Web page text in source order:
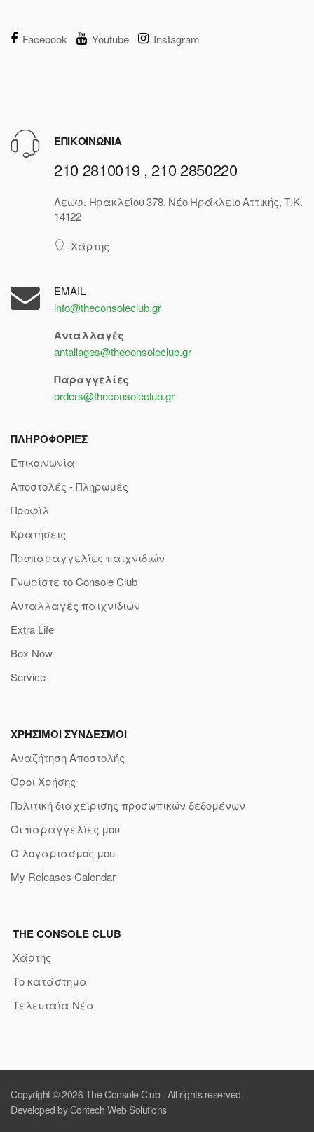
Facebook Youtube Instagram
ΕΠΙΚΟΙΝΩΝΙΑ
210 2810019 , 210 2850220
Λεωφ. Ηρακλείου 378, Νέο Ηράκλειο Αττικής, Τ.Κ.
14122
Χάρτης
EMAIL
info@theconsoleclub.gr
Ανταλλαγές
antallages@theconsoleclub.gr
Παραγγελίες
orders@theconsoleclub.gr
ΠΛΗΡΟΦΟΡΙΕΣ
Επικοινωνία
Αποστολές - Πληρωμές
Προφίλ
Κρατήσεις
Προπαραγγελίες παιχνιδιών
Γνωρίστε το Console Club
Ανταλλαγές παιχνιδιών
Extra Life
Box Now
Service
ΧΡΗΣΙΜΟΙ ΣΥΝΔΕΣΜΟΙ
Αναζήτηση Αποστολής
Όροι Χρήσης
Πολιτική διαχείρισης προσωπικών δεδομένων
Οι παραγγελίες μου
Ο λογαριασμός μου
My Releases Calendar
THE CONSOLE CLUB
Χάρτης
Το κατάστημα
Τελευταία Νέα
Copyright © 2026 The Console Club. All rights reserved.
Developed by Contech Web Solutions